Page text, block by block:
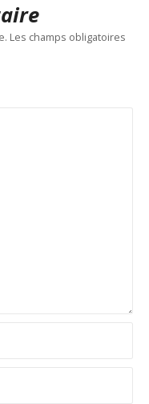
Les champs obligatoires